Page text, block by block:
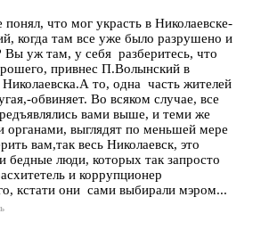
что мог украсть в Николаевске-
когда там все уже было разрушено и
Вы уж там, у себя разберитесь, что
привнес П.Волынский в
Николаевска.А то, одна часть жителей
обвиняет. Во всяком случае, все
вами выше, и теми же
органами, выглядят по меньшей мере
вам,так весь Николаевск, это
бедные люди, которых так запросто
и коррупционер
кстати они сами выбирали мэром...